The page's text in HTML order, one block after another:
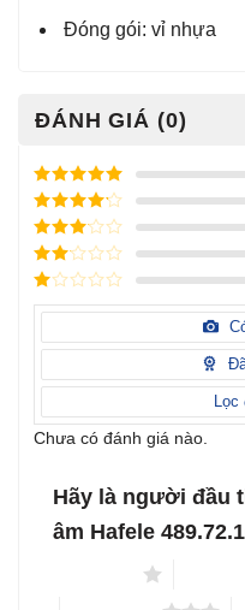
Đóng gói: vỉ nhựa
ĐÁNH GIÁ (0)
Được xếp
hạng
5
5
sao
Được xếp
hạng
4
5
sao
Được
xếp
hạng3
5 sao
Được
hạng
sao
Được
hạng
1
sao
Chưa có đánh giá nào.
Hãy là người đầu
âm Hafele